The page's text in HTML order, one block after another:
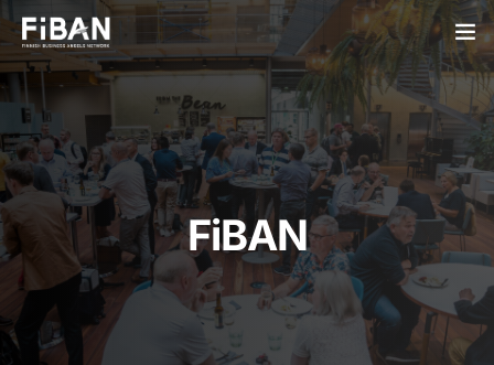
BUSINESS ANGELS
STARTUPS
PARTNERS
SOCIETY
ABOUT US
FiBAN